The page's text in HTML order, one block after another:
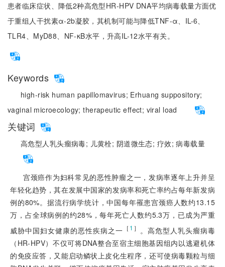
患者临床症状、降低2种高危型HR-HPV DNA平均病毒载量方面优
于重组人干扰素α-2b凝胶，其机制可能与降低TNF-α、IL-6、
TLR4、MyD88、NF-κB水平，升高IL-12水平有关。
Keywords
high-risk human papillomavirus; Erhuang suppository;
vaginal microecology;therapeutic effect; viral load
关键词
高危型人乳头瘤病毒; 儿黄栓; 阴道微生态; 疗效;病毒载量
宫颈癌作为妇科常见的恶性肿瘤之一，发病率逐年上升并呈
年轻化趋势，其在发展中国家的发病率和死亡率约占每年新发病
例的80%。据流行病学统计，中国每年罹患宫颈癌人数约13.15
万，占全球病例的约28%，每年死亡人数约5.3万，已成为严重
威胁中国妇女健康的恶性疾病之一 ［ 1 ］
。高危型人乳头瘤病毒
（HR-HPV）不仅可将DNA整合至宿主细胞基因组内以逃避机体
的免疫应答，又能启动鳞状上皮化生程序，还可使病毒颗粒与细